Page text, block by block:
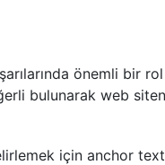
önemli bir
bulunarak web
için anchor